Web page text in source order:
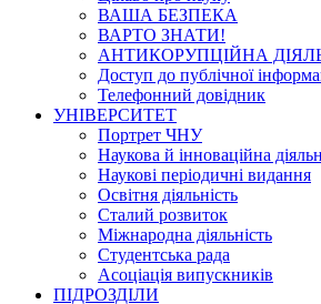
ВАША БЕЗПЕКА
ВАРТО ЗНАТИ!
АНТИКОРУПЦІЙНА
Доступ до публічної
Телефонний довідник
УНІВЕРСИТЕТ
Портрет ЧНУ
Наукова й інноваційна
Наукові періодичні видання
Освітня діяльність
Сталий розвиток
Міжнародна діяльність
Студентська рада
Асоціація випускників
ПІДРОЗДІЛИ